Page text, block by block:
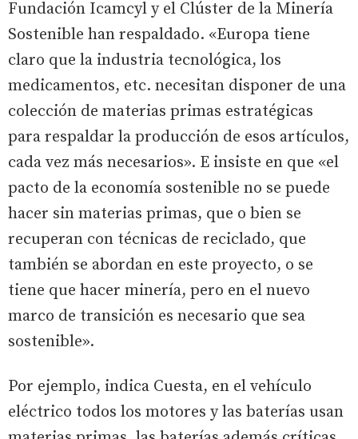
Fundación Icamcyl y el Clúster de la Minería
Sostenible han respaldado. «Europa tiene
claro que la industria tecnológica, los
medicamentos, etc. necesitan disponer de una
colección de materias primas estratégicas
para respaldar la producción de esos artículos,
cada vez más necesarios». E insiste en que «el
pacto de la economía sostenible no se puede
hacer sin materias primas, que o bien se
recuperan con técnicas de reciclado, que
también se abordan en este proyecto, o se
tiene que hacer minería, pero en el nuevo
marco de transición es necesario que sea
sostenible».
Por ejemplo, indica Cuesta, en el vehículo
eléctrico todos los motores y las baterías usan